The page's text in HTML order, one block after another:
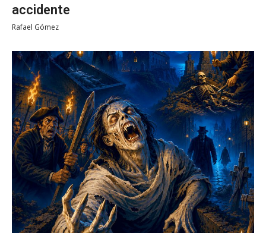
accidente
Rafael Gómez